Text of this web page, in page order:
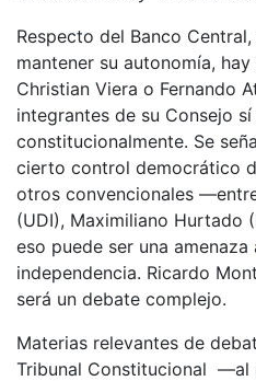
Respecto del Banco
mantener su autonomía,
Christian Viera o Fernando
integrantes de su Consejo
constitucionalmente. Se
cierto control democrático
otros convencionales
(UDI), Maximiliano Hurtado
eso puede ser una amenaza
independencia. Ricardo
será un debate complejo.
Materias relevantes de
Tribunal Constitucional —al